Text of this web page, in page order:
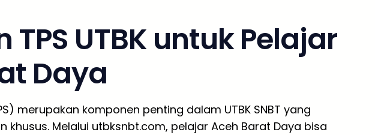
TPS UTBK untuk Pelajar
Daya
merupakan komponen penting dalam UTBK SNBT yang
khusus. Melalui utbksnbt.com, pelajar Aceh Barat Daya bisa